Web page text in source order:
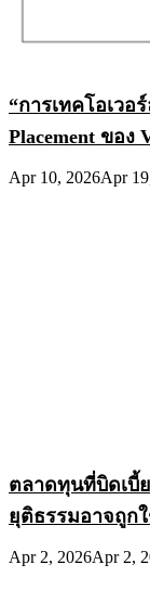
“การเทคโอเวอ
Placement ของ
Apr 10, 2026Apr
ตลาดทุนที่บิดเบี้
ยุติธรรมอาจถูก
Apr 2, 2026Apr 2,